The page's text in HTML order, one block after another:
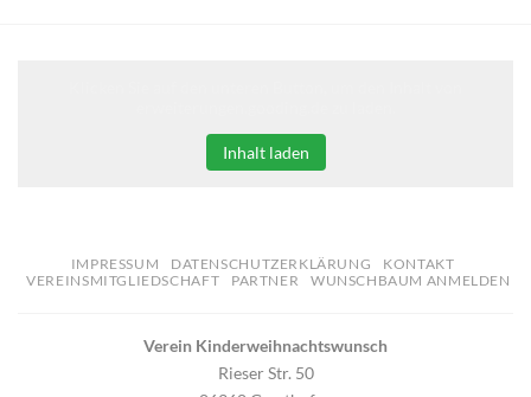
Inhalt laden
IMPRESSUM DATENSCHUTZERKLÄRUNG
KONTAKT
VEREINSMITGLIEDSCHAFT
PARTNER WUNSCHBAUM ANMELDEN
Verein Kinderweihnachtswunsch
Rieser Str. 50